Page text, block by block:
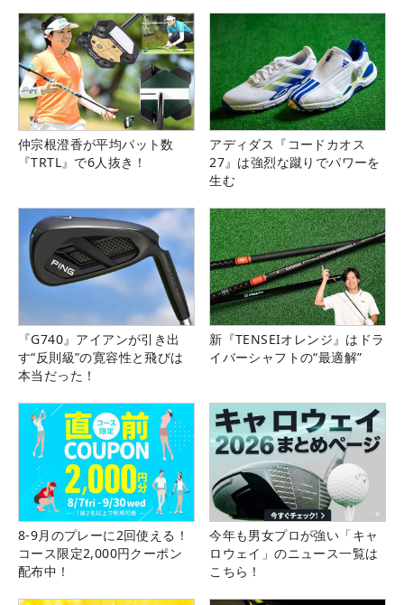
仲宗根澄香が平均パット数
『TRTL』で6人抜き！
アディダス『コードカオス
27』は強烈な蹴りでパワーを
生む
『G740』アイアンが引き出
す“反則級”の寛容性と飛びは
本当だった！
新『TENSEIオレンジ』はドラ
イバーシャフトの“最適解”
8-9月のプレーに2回使える！
コース限定2,000円クーポン
配布中！
今年も男女プロが強い「キャ
ロウェイ」のニュース一覧は
こちら！